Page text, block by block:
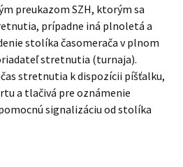
preukazom SZH, ktorým sa
prípadne iná plnoletá a
stolíka časomerača v plnom
stretnutia (turnaja).
stretnutia k dispozícii píšťalku,
a tlačivá pre oznámenie
signalizáciu od stolíka